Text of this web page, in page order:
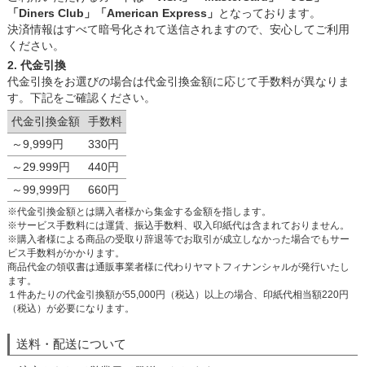
「Diners Club」「American Express」 となっております。
決済情報はすべて暗号化されて送信されますので、安心してご利用
ください。
2. 代金引換
代金引換をお選びの場合は代金引換金額に応じて手数料が異なりま
す。下記をご確認ください。
代金引換金額
手数料
～9,999円
330円
～29.999円
440円
～99,999円
660円
※代金引換金額とは購入者様から集金する金額を指します。
※サービス手数料には運賃、振込手数料、収入印紙代は含まれておりません。
※購入者様による商品の受取り辞退等でお取引が成立しなかった場合でもサー
ビス手数料がかかります。
商品代金の領収書は通販事業者様に代わりヤマトフィナンシャルが発行いたし
ます。
１件あたりの代金引換額が55,000円（税込）以上の場合、印紙代相当額220円
（税込）が必要になります。
送料・配送について